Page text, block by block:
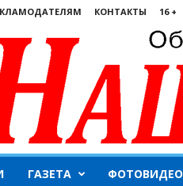
КОНТАКТЫ 16 +
ГАЗЕТА ФОТОВИДЕО